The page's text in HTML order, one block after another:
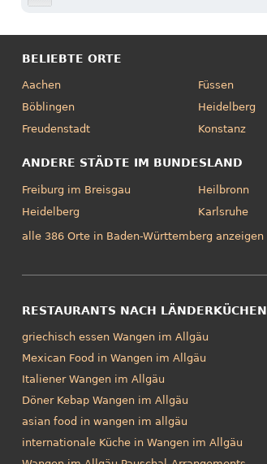
BELIEBTE ORTE
Aachen
Böblingen
Freudenstadt
Füssen
Heidelberg
Konstanz
ANDERE STÄDTE IM BUNDESLAND
Freiburg im Breisgau
Heidelberg
Heilbronn
Karlsruhe
alle 386 Orte in Baden-Württemberg anzeigen
RESTAURANTS NACH LÄNDERKÜCHEN
griechisch essen Wangen im Allgäu
Mexican Food in Wangen im Allgäu
Italiener Wangen im Allgäu
Döner Kebap Wangen im Allgäu
asian food in wangen im allgäu
internationale Küche in Wangen im Allgäu